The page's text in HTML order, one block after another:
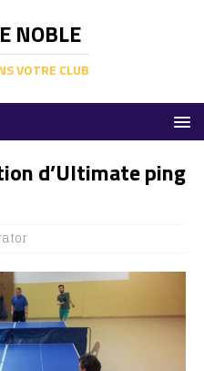
NOBLE
VOTRE CLUB
d’Ultimate ping